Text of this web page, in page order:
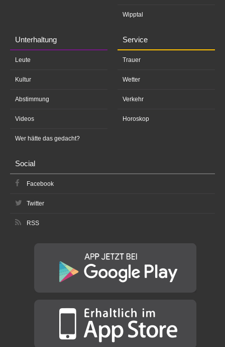
Wipptal
Unterhaltung
Leute
Kultur
Abstimmung
Videos
Wer hätte das gedacht?
Service
Trauer
Wetter
Verkehr
Horoskop
Social
Facebook
Twitter
RSS